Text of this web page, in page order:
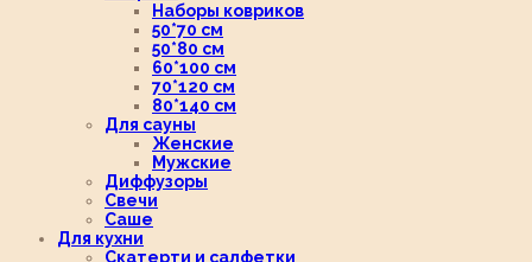
Наборы ковриков
50*70 см
50*80 см
60*100 см
70*120 см
80*140 см
Для сауны
Женские
Мужские
Диффузоры
Свечи
Саше
Для кухни
Скатерти и салфетки